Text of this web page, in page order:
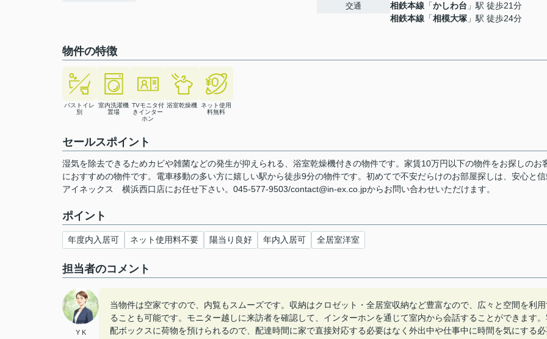
交通
相鉄本線 「かしわ台 」駅 徒歩21分
相鉄本線 「相模大塚 」駅 徒歩24分
物件の特徴
バストイレ
別
室内洗濯機
置場
TVモニタ付
きインター
ホン
浴室乾燥機 ネット使用
料無料
セールスポイント
湿気を除去できるためカビや雑菌などの発生が抑えられる、浴室乾燥機付きの物件です。家賃10万円以下の物件をお探しのお
におすすめの物件です。電車移動の多い方に嬉しい駅から徒歩9分の物件です。初めてで不安だらけのお部屋探しは、安心と
アイネックス 横浜西口店にお任せ下さい。045-577-9503/contact@in-ex.co.jpからお問い合わせいただけます。
ポイント
年度内入居可 ネット使用料不要 陽当り良好 年内入居可 全居室洋室
担当者のコメント
Y K
当物件は空家ですので、内覧もスムーズです。収納はクロゼット・全居室収納など豊富なので、広々と空間を利
ることも可能です。モニター越しに来訪者を確認して、インターホンを通じて室内から会話することができます
配ボックスに荷物を預けられるので、配達時間に家で直接対応する必要はなく外出中や仕事中に時間を気にする